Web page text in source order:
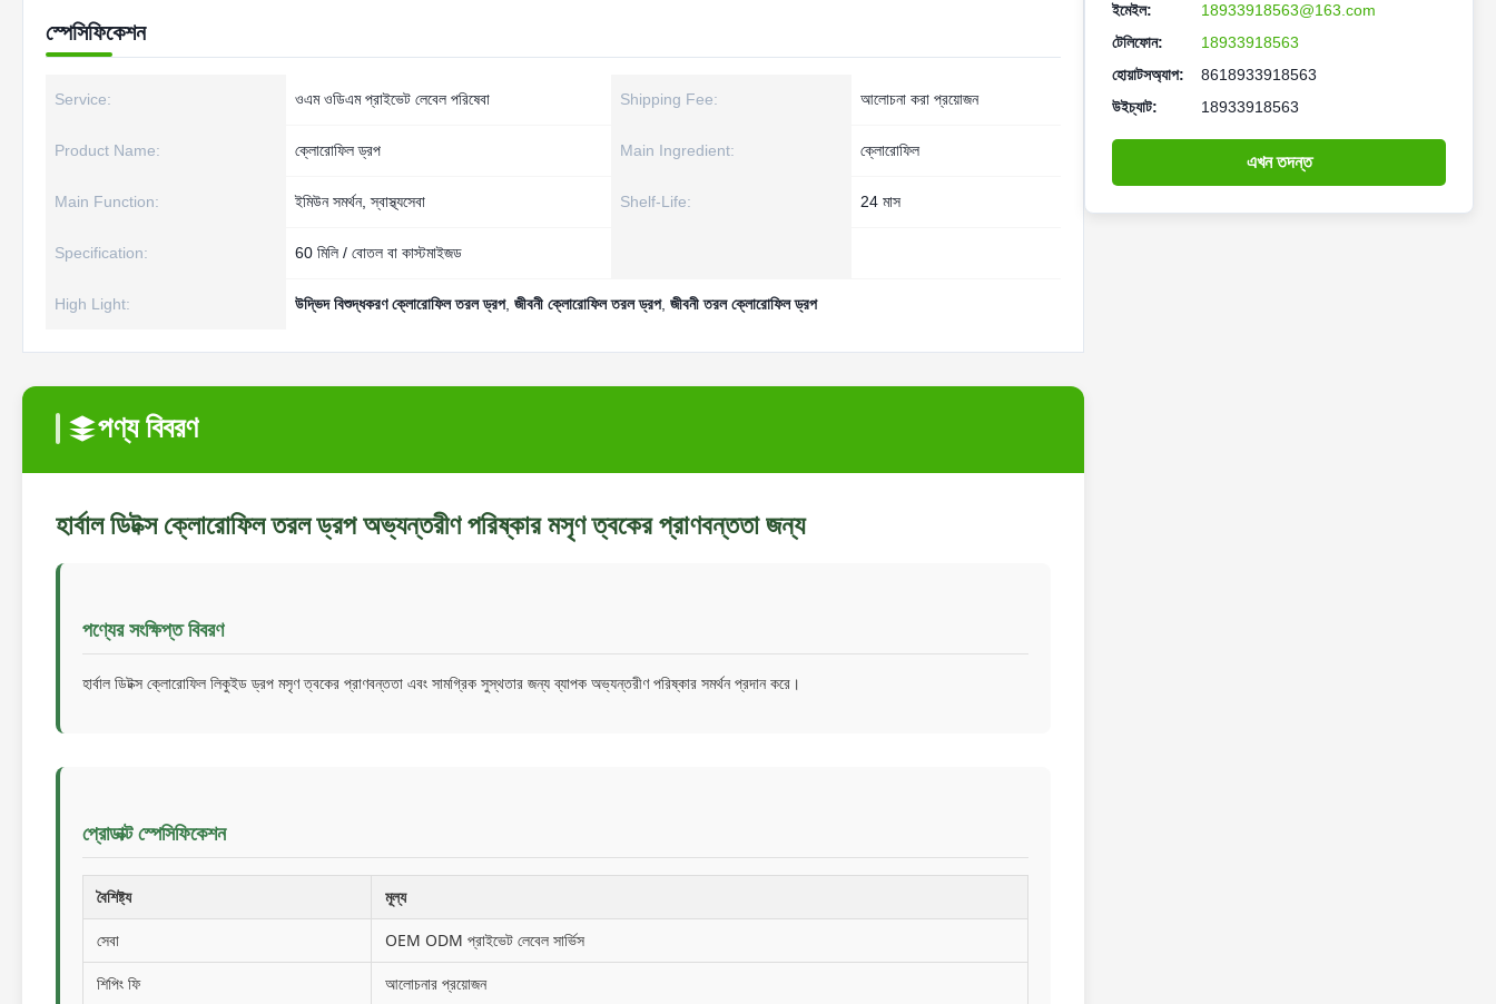
স্পেসিফিকেশন
Service: ওএম ওডিএম প্রাইভেট লেবেল পরিষেবা Shipping Fee: আলোচনা করা প্রয়োজন
Product Name: ক্লোরোফিল ড্রপ Main Ingredient: ক্লোরোফিল
Main Function: ইমিউন সমর্থন, স্বাস্থ্যসেবা Shelf-Life: 24 মাস
Specification: 60 মিলি / বোতল বা কাস্টমাইজড
High Light: উদ্ভিদ বিশুদ্ধকরণ ক্লোরোফিল তরল ড্রপ, জীবনী ক্লোরোফিল তরল ড্রপ, জীবনী তরল ক্লোরোফিল ড্রপ
পণ্য বিবরণ
হার্বাল ডিটক্স ক্লোরোফিল তরল ড্রপ অভ্যন্তরীণ পরিষ্কার মসৃণ ত্বকের প্রাণবন্ততা জন্য
পণ্যের সংক্ষিপ্ত বিবরণ
হার্বাল ডিটক্স ক্লোরোফিল লিকুইড ড্রপ মসৃণ ত্বকের প্রাণবন্ততা এবং সামগ্রিক সুস্থতার জন্য ব্যাপক অভ্যন্তরীণ পরিষ্কার সমর্থন প্রদান করে।
প্রোডাক্ট স্পেসিফিকেশন
বৈশিষ্ট্য মূল্য
সেবা OEM ODM প্রাইভেট লেবেল সার্ভিস
শিপিং ফি আলোচনার প্রয়োজন
ইমেইল:
18933918563@163.com
টেলিফোন:
18933918563
হোয়াটসঅ্যাপ:
8618933918563
উইচ্যাট:
18933918563
এখন তদন্ত